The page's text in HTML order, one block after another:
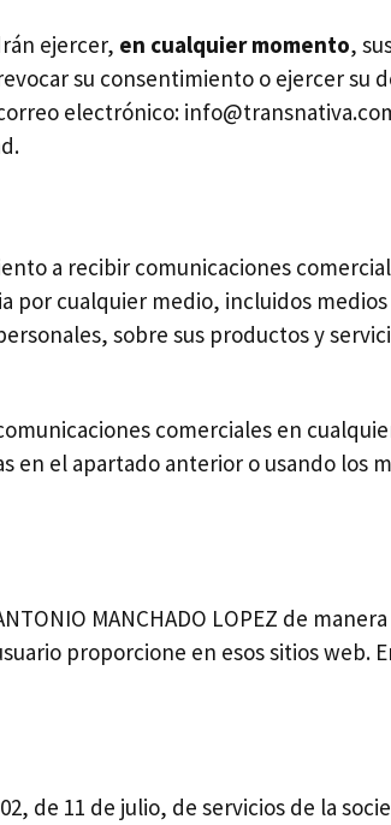
ejercer, en cualquier momento,
su consentimiento o ejercer su
electrónico:
a recibir comunicaciones
por cualquier medio, incluidos
sobre sus productos y
comerciales en
en el apartado anterior o usando los
MANCHADO LOPEZ de
proporcione en esos sitios web.
de 11 de julio, de servicios de la